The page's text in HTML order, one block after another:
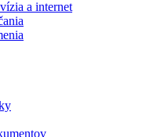
a internet